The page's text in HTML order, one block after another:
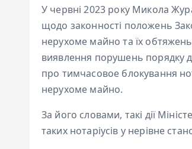
У червні 2023 року Микола
щодо законності положень
нерухоме майно та їх
виявлення порушень порядку
про тимчасовое блокування
нерухоме майно.
За його словами, такі дії
таких нотаріусів у нерівне